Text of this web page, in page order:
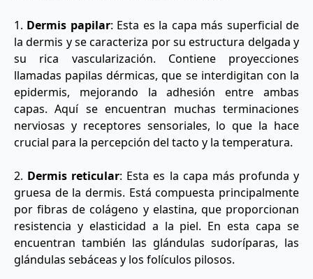
1. Dermis papilar: Esta es la capa más superficial de
la dermis y se caracteriza por su estructura delgada y
su rica vascularización. Contiene proyecciones
llamadas papilas dérmicas, que se interdigitan con la
epidermis, mejorando la adhesión entre ambas
capas. Aquí se encuentran muchas terminaciones
nerviosas y receptores sensoriales, lo que la hace
crucial para la percepción del tacto y la temperatura.
2. Dermis reticular: Esta es la capa más profunda y
gruesa de la dermis. Está compuesta principalmente
por fibras de colágeno y elastina, que proporcionan
resistencia y elasticidad a la piel. En esta capa se
encuentran también las glándulas sudoríparas, las
glándulas sebáceas y los folículos pilosos.